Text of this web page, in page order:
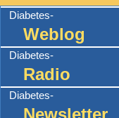
Diabetes-
Weblog
Diabetes-
Radio
Diabetes-
Newsletter